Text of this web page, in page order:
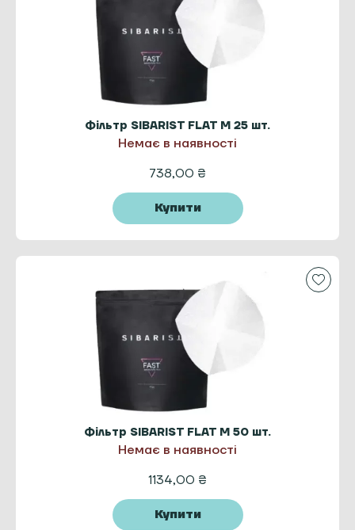
Фільтр SIBARIST FLAT M 25 шт.
Немає в наявності
738,00 ₴
Купити
Фільтр SIBARIST FLAT M 50 шт.
Немає в наявності
1134,00 ₴
Купити